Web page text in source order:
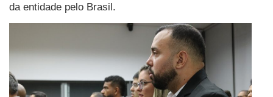
da entidade pelo Brasil.